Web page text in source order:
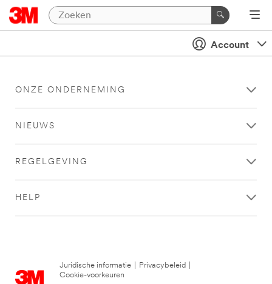
Account
ONZE ONDERNEMING
NIEUWS
REGELGEVING
HELP
Juridische informatie Privacybeleid
Cookie-voorkeuren